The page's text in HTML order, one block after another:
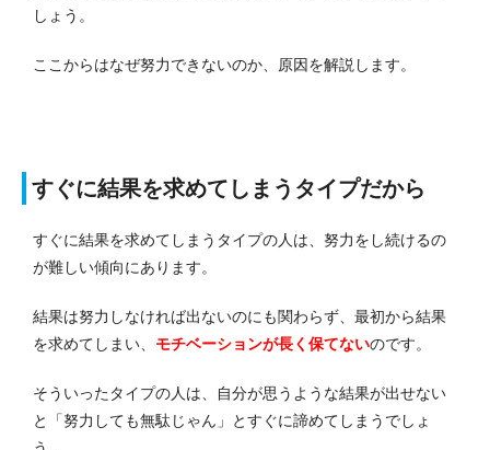
しょう。
ここからはなぜ努力できないのか、原因を解説します。
すぐに結果を求めてしまうタイプだから
すぐに結果を求めてしまうタイプの人は、努力をし続けるの
が難しい傾向にあります。
結果は努力しなければ出ないのにも関わらず、最初から結果
を求めてしまい、 モチベーションが長く保てないのです。
そういったタイプの人は、自分が思うような結果が出せない
と「努力しても無駄じゃん」とすぐに諦めてしまうでしょ